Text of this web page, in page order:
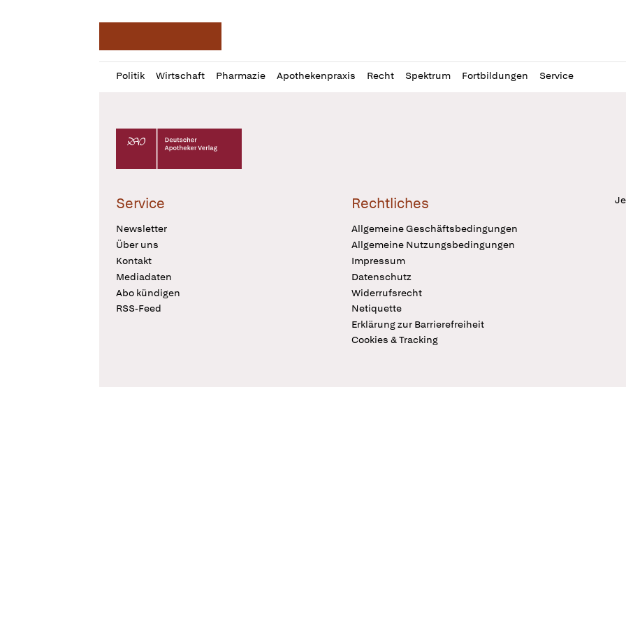
Politik Wirtschaft Pharmazie Apothekenpraxis Recht Spektrum Fortbildungen Service
Profil
öffnen
Daz
Pur
Deutscher Apotheker Verlag Logo
Service
Newsletter
Über uns
Kontakt
Mediadaten
Abo kündigen
RSS-Feed
Rechtliches
Allgemeine Geschäftsbedingungen
Allgemeine Nutzungsbedingungen
Impressum
Datenschutz
Widerrufsrecht
Netiquette
Erklärung zur Barrierefreiheit
Cookies & Tracking